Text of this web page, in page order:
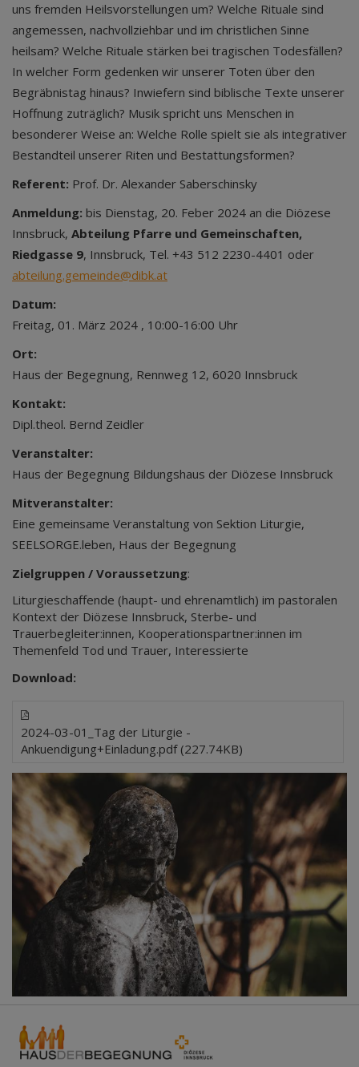
uns fremden Heilsvorstellungen um? Welche Rituale sind
angemessen, nachvollziehbar und im christlichen Sinne
heilsam? Welche Rituale stärken bei tragischen Todesfällen?
In welcher Form gedenken wir unserer Toten über den
Begräbnistag hinaus? Inwiefern sind biblische Texte unserer
Hoffnung zuträglich? Musik spricht uns Menschen in
besonderer Weise an: Welche Rolle spielt sie als integrativer
Bestandteil unserer Riten und Bestattungsformen?
Referent: Prof. Dr. Alexander Saberschinsky
Anmeldung: bis Dienstag, 20. Feber 2024 an die Diözese
Innsbruck, Abteilung Pfarre und Gemeinschaften,
Riedgasse 9, Innsbruck, Tel. +43 512 2230-4401 oder
abteilung.gemeinde@dibk.at
Datum:
Freitag, 01. März 2024 , 10:00-16:00 Uhr
Ort:
Haus der Begegnung, Rennweg 12, 6020 Innsbruck
Kontakt:
Dipl.theol. Bernd Zeidler
Veranstalter:
Haus der Begegnung Bildungshaus der Diözese Innsbruck
Mitveranstalter:
Eine gemeinsame Veranstaltung von Sektion Liturgie,
SEELSORGE.leben, Haus der Begegnung
Zielgruppen / Voraussetzung:
Liturgieschaffende (haupt- und ehrenamtlich) im pastoralen
Kontext der Diözese Innsbruck, Sterbe- und
Trauerbegleiter:innen, Kooperationspartner:innen im
Themenfeld Tod und Trauer, Interessierte
Download:
2024-03-01_Tag der Liturgie -
Ankuendigung+Einladung.pdf (227.74KB)